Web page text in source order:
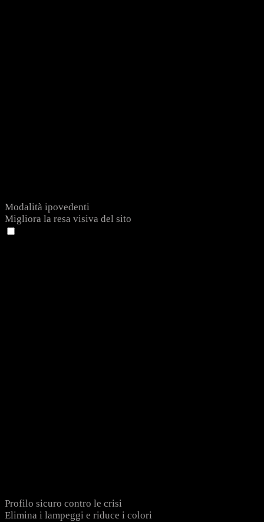
Modalità ipovedenti
Migliora la resa visiva del sito
Profilo sicuro contro le crisi
Elimina i lampeggi e riduce i colori